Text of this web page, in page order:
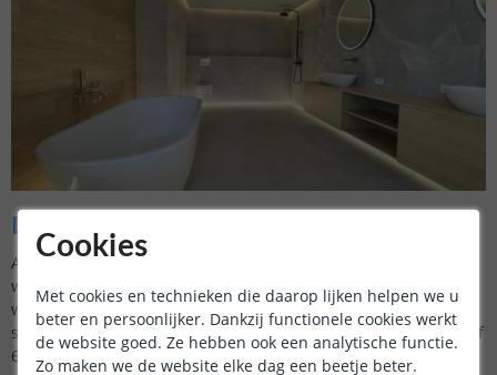
De waterdichtheid van de led strips
Als u de led strips in vochtige omgevingen zoals de badkamer
wilt plaatsen, zorg er dan voor dat u waterbestendige of
waterdichte strips kiest om veiligheidsrisico's te vermijden. Dit
staat aangegeven op onze website met een IP-waarde van 65 of
67.
Cookies
Met cookies en technieken die daarop lijken helpen we u
beter en persoonlijker. Dankzij functionele cookies werkt
de website goed. Ze hebben ook een analytische functie.
Zo maken we de website elke dag een beetje beter.